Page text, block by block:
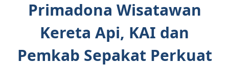
Primadona Wisatawan
Kereta Api, KAI dan
Pemkab Sepakat Perkuat